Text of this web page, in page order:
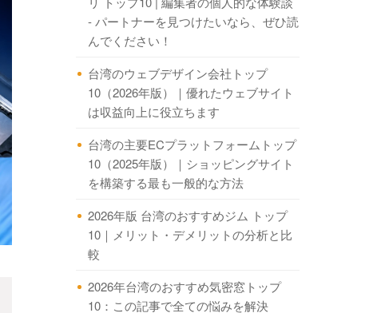
- パートナーを見つけたいなら、ぜひ読
んでください！
台湾のウェブデザイン会社トップ
10（2026年版）｜優れたウェブサイト
は収益向上に役立ちます
台湾の主要ECプラットフォームトップ
10（2025年版）｜ショッピングサイト
を構築する最も一般的な方法
2026年版 台湾のおすすめジム トップ
10｜メリット・デメリットの分析と比
較
2026年台湾のおすすめ気密窓トップ
10：この記事で全ての悩みを解決